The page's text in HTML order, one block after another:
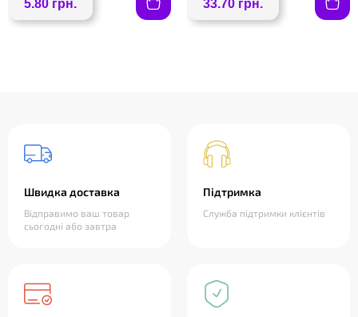
5.80 грн. 33.70 грн.
Швидка доставка
Відправимо ваш товар
сьогодні або завтра
Підтримка
Служба підтримки клієнтів